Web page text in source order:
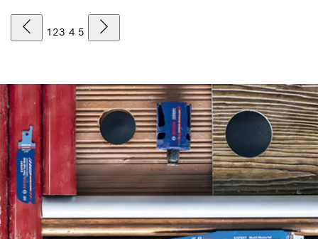
1 23 4 5